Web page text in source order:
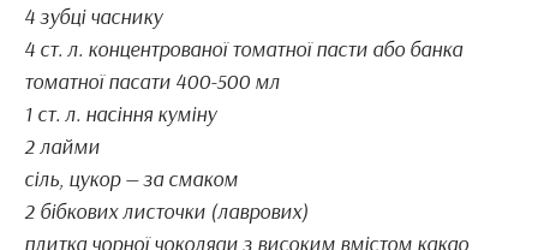
4 зубці часнику
4 ст. л. концентрованої томатної пасти або банка
томатної пасати 400-500 мл
1 ст. л. насіння куміну
2 лайми
сіль, цукор — за смаком
2 бібкових листочки (лаврових)
плитка чорної чоколяди з високим вмістом какао